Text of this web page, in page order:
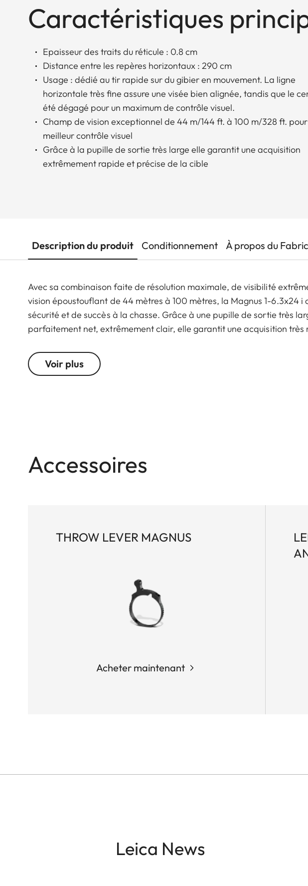
Caractéristiques
Epaisseur des traits du réticule : 0.8 cm
Distance entre les repères horizontaux : 290 cm
Usage : dédié au tir rapide sur du gibier en mouvement. La ligne
horizontale très fine assure une visée bien alignée, tandis que le
été dégagé pour un maximum de contrôle visuel.
Champ de vision exceptionnel de 44 m/144 ft. à 100 m/328 ft.
meilleur contrôle visuel
Grâce à la pupille de sortie très large elle garantit une acquisition
extrêmement rapide et précise de la cible
Description du produit Conditionnement À propos du
Avec sa combinaison faite de résolution maximale, de visibilité
vision époustouflant de 44 mètres à 100 mètres, la Magnus 1-6.3x24
sécurité et de succès à la chasse. Grâce à une pupille de sortie très
parfaitement net, extrêmement clair, elle garantit une acquisition
généreuse comprise entre 1 à 6.3 fois, ainsi qu'un système
adaptatif. Combinées à ses dimensions extrêmement compactes, ces
Voir plus
Accessoires
THROW LEVER MAGNUS
Acheter maintenant
Leica News